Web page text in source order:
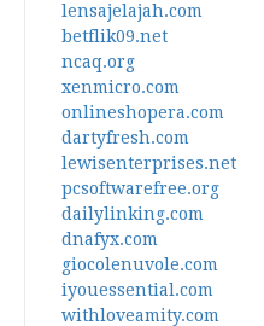
lensajelajah.com
betflik09.net
ncaq.org
xenmicro.com
onlineshopera.com
dartyfresh.com
lewisenterprises.net
pcsoftwarefree.org
dailylinking.com
dnafyx.com
giocolenuvole.com
iyouessential.com
withloveamity.com